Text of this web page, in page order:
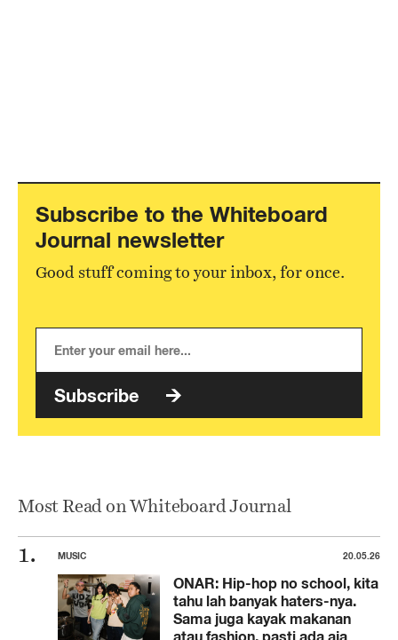
Subscribe to the Whiteboard
Journal newsletter
Good stuff coming to your inbox, for once.
Subscribe
Most Read on Whiteboard Journal
MUSIC 20.05.26
ONAR: Hip-hop no school, kita
tahu lah banyak haters-nya.
Sama juga kayak makanan